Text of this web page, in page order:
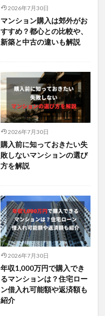
2026年7月30日
マンション購入は郊外がお
すすめ？都心との比較や、
新築と中古の違いも解説
2026年7月30日
購入前に知っておきたい失
敗しないマンションの選び
方を解説
2026年7月30日
年収1,000万円で購入でき
るマンションは？住宅ロー
ン借入れ可能額や返済額も
紹介